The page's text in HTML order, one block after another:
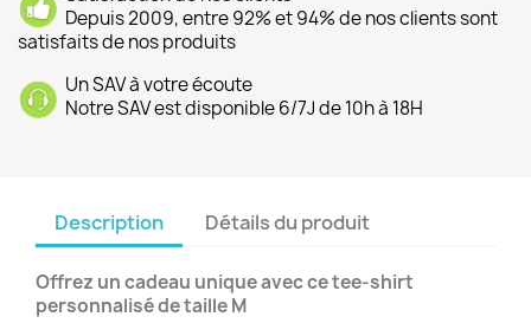
Depuis 2009, entre 92% et 94% de nos clients sont
satisfaits de nos produits
Un SAV à votre écoute
Notre SAV est disponible 6/7J de 10h à 18H
Description Détails du produit
Offrez un cadeau unique avec ce tee-shirt
personnalisé de taille M